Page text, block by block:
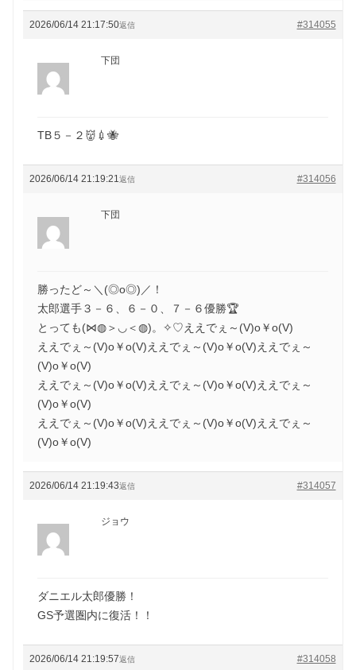
2026/06/14 21:17:50 #314055
返信
下団
TB５－２👹💉🐝
2026/06/14 21:19:21 #314056
返信
下団
勝ったど～＼(◎o◎)／！
太郎選手３－６、６－０、７－６優勝🏆
とっても(⋈◍＞◡＜◍)。✧♡ええでぇ～(V)o￥o(V)
ええでぇ～(V)o￥o(V)ええでぇ～(V)o￥o(V)ええでぇ～
(V)o￥o(V)
ええでぇ～(V)o￥o(V)ええでぇ～(V)o￥o(V)ええでぇ～
(V)o￥o(V)
ええでぇ～(V)o￥o(V)ええでぇ～(V)o￥o(V)ええでぇ～
(V)o￥o(V)
2026/06/14 21:19:43 #314057
返信
ジョウ
ダニエル太郎優勝！
GS予選圏内に復活！！
2026/06/14 21:19:57 #314058
返信